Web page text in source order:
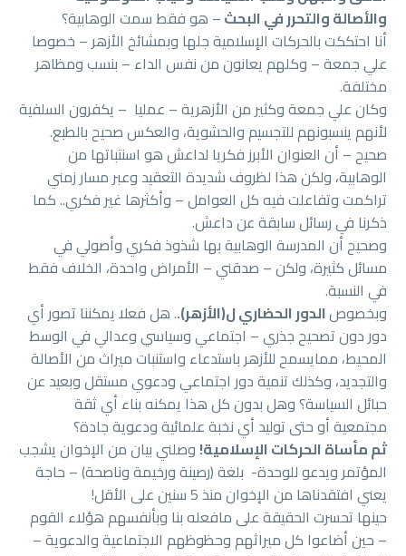
والأصالة والتحرر في البحث– هو فقط سمت الوهابية؟
أنا احتككت بالحركات الإسلامية جلها وبمشائخ الأزهر – خصوصا
علي جمعة – وكلهم يعانون من نفس الداء – بنسب ومظاهر
مختلفة.
وكان علي جمعة وكثير من الأزهرية – عمليا – يكفرون السلفية
لأنهم ينسبونهم للتجسيم والحشوية، والعكس صحيح بالطبع.
صحيح – أن العنوان الأبرز فكريا لداعش هو اسنتباتها من
الوهابية، ولكن هذا لظروف شديدة التعقيد وعبر مسار زمني
تراكمت وتفاعلت فيه كل العوامل – وأكثرها غير فكري.. كما
ذكرنا في رسائل سابقة عن داعش.
وصحيح أن المدرسة الوهابية بها شذوذ فكري وأصولي في
مسائل كثيرة، ولكن – صدقني – الأمراض واحدة، الخلاف فقط
في النسبة.
وبخصوصالدور الحضاري ل(الأزهر).. هل فعلا يمكننا تصور أي
دور دون تصحيح جذري – اجتماعي وسياسي وعدالي في الوسط
المحيط، ممايسمح للأزهر باستدعاء واستنبات ميراث من الأصالة
والتجديد، وكذلك تنمية دور اجتماعي ودعوي مستقل وبعيد عن
حبائل السياسة؟ وهل بدون كل هذا يمكنه بناء أي ثقة
مجتمعية أو حتى توليد أي نخبة علمائية ودعوية جادة؟
ثم مأساة الحركات الإسلامية! وصلني بيان من الإخوان يشجب
المؤتمر ويدعو للوحدة- بلغة (رصينة ورخيمة وناصحة) – حاجة
يعني افتقدناها من الإخوان منذ 5 سنين على الأقل!
حينها تحسرت الحقيقة على مافعله بنا وبأنفسهم هؤلاء القوم
– حين أضاعوا كل ميراثهم وحظوظهم الاجتماعية والدعوية –